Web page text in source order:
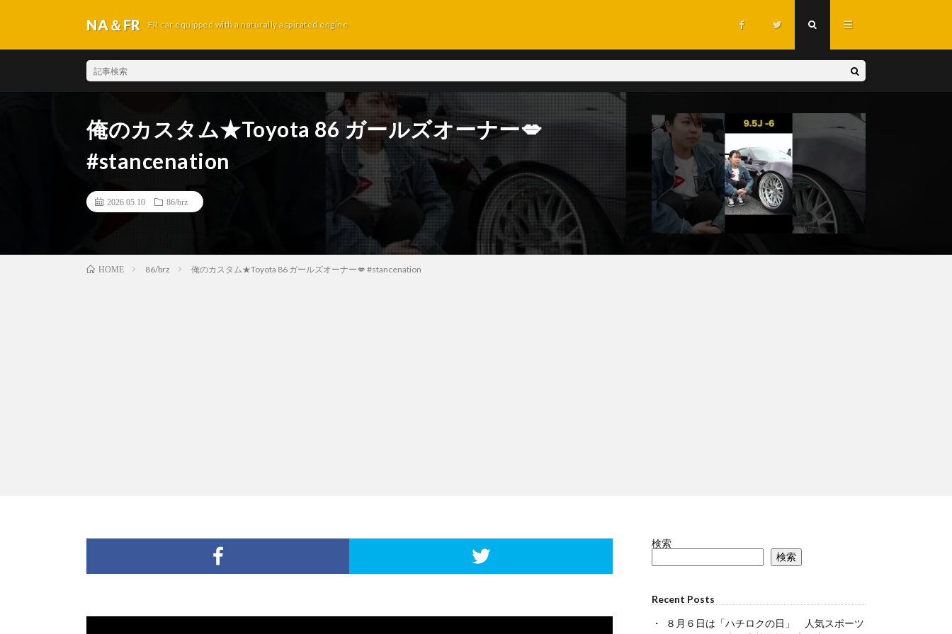
NA＆FR FR car equipped with a naturally aspirated engine
俺のカスタム★Toyota 86 ガールズオーナー💋
#stancenation
2026.05.10 86/brz
HOME 86/brz 俺のカスタム★Toyota 86 ガールズオーナー💋 #stancenation
検索
検索
Recent Posts
８月６日は「ハチロクの日」 人気スポーツ